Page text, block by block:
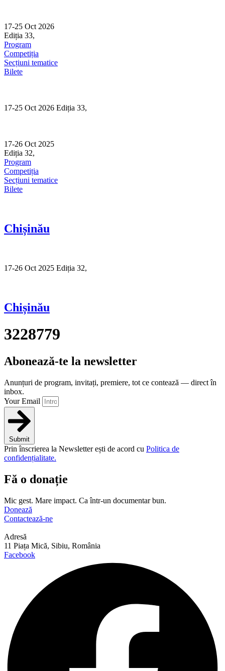
content
17-25 Oct 2026
Ediția 33,
Program
Competiția
Secțiuni tematice
Bilete
17-25 Oct 2026 Ediția 33,
17-26 Oct 2025
Ediția 32,
Program
Competiția
Secțiuni tematice
Bilete
Chișinău
17-26 Oct 2025 Ediția 32,
Chișinău
3228779
Abonează-te la newsletter
Anunțuri de program, invitați, premiere, tot ce contează — direct în
inbox.
Your Email
Submit
Prin înscrierea la Newsletter ești de acord cu Politica de
confidențialitate.
Fă o donație
Mic gest. Mare impact. Ca într-un documentar bun.
Donează
Contactează-ne
Adresă
11 Piața Mică, Sibiu, România
Facebook